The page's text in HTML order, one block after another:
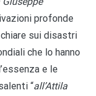
profonde
sui disastri
che lo hanno
e le
“all’Attila